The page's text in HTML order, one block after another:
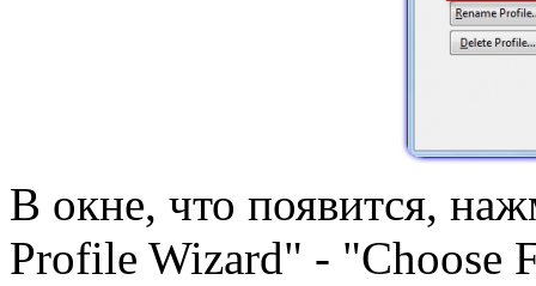
В окне, что появится,
Profile Wizard" - "Choose